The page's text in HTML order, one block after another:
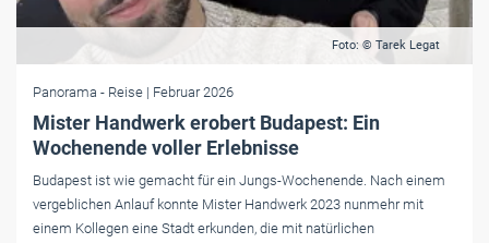
Foto: © Tarek Legat
Panorama - Reise | Februar 2026
Mister Handwerk erobert Budapest: Ein
Wochenende voller Erlebnisse
Budapest ist wie gemacht für ein Jungs-Wochenende. Nach einem
vergeblichen Anlauf konnte Mister Handwerk 2023 nunmehr mit
einem Kollegen eine Stadt erkunden, die mit natürlichen